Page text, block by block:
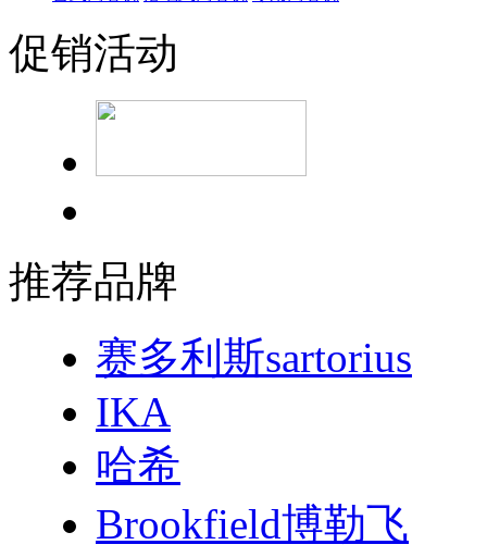
促销活动
推荐品牌
赛多利斯sartorius
IKA
哈希
Brookfield博勒飞